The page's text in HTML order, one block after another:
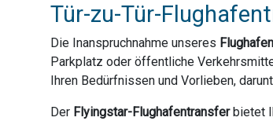
Tür-zu-Tür-
Die Inanspruchnahme unseres
Parkplatz oder öffentliche
Ihren Bedürfnissen und Vorlieben,
Der Flyingstar-Flughafentransferbietet